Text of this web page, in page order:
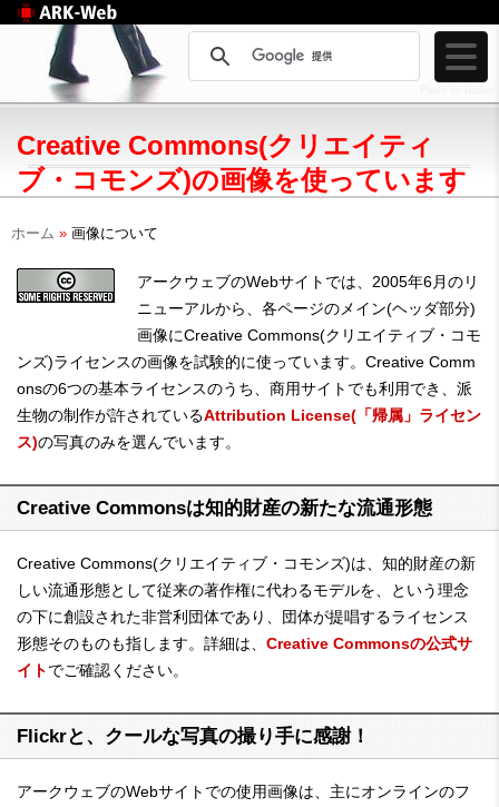
Web制作のアークウェ
ホーム » 画像について
Creative Commons(クリエイティ
ブ・コモンズ)の画像を使っています
アークウェブのWebサイトでは、2005年6月のリ
ニューアルから、各ページのメイン(ヘッダ部分)
画像にCreative Commons(クリエイティブ・コモ
ンズ)ライセンスの画像を試験的に使っています。Creative Comm
onsの6つの基本ライセンスのうち、商用サイトでも利用でき、派
生物の制作が許されているAttribution License(「帰属」ライセン
ス)の写真のみを選んでいます。
Creative Commonsは知的財産の新たな流通形態
Creative Commons(クリエイティブ・コモンズ)は、知的財産の新
しい流通形態として従来の著作権に代わるモデルを、という理念
の下に創設された非営利団体であり、団体が提唱するライセンス
形態そのものも指します。詳細は、 Creative Commonsの公式サ
イトでご確認ください。
Flickrと、クールな写真の撮り手に感謝！
アークウェブのWebサイトでの使用画像は、主にオンラインのフ